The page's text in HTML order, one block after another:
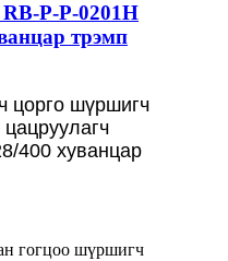
P-P-0201H
трэмп
цорго шүршигч
400 хуванцар